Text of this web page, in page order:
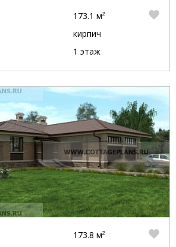
173.1 м²
кирпич
1 этаж
173.8 м²